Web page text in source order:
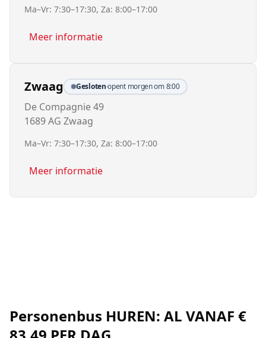
Ma–Vr: 7:30–17:30, Za: 8:00–17:00
Meer informatie
Zwaag Gesloten·opent morgen om 8:00
De Compagnie 49
1689 AG Zwaag
Ma–Vr: 7:30–17:30, Za: 8:00–17:00
Meer informatie
Personenbus HUREN: AL VANAF €